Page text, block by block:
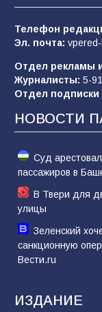
заявления
отчаяние, а
81
Морской
74
Телефон
Эл. почта:
Отдел рекламы
Журналисты: 5-
Отдел подписки
НОВОСТИ
Суд
пассажиров в
В Твери для
улицы
Зеленский
санкционную
Вести.ru
ИЗДАНИЕ